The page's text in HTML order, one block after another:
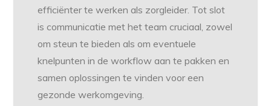
efficiënter te werken als zorgleider. Tot slot
is communicatie met het team cruciaal, zowel
om steun te bieden als om eventuele
knelpunten in de workflow aan te pakken en
samen oplossingen te vinden voor een
gezonde werkomgeving.